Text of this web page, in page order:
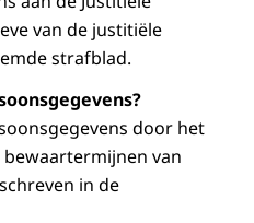
van de justitiële
strafblad.
door het
van
in de